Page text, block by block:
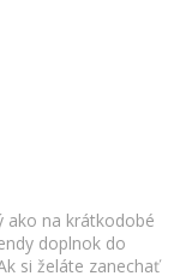
ako na krátkodobé
doplnok do
si želáte zanechať